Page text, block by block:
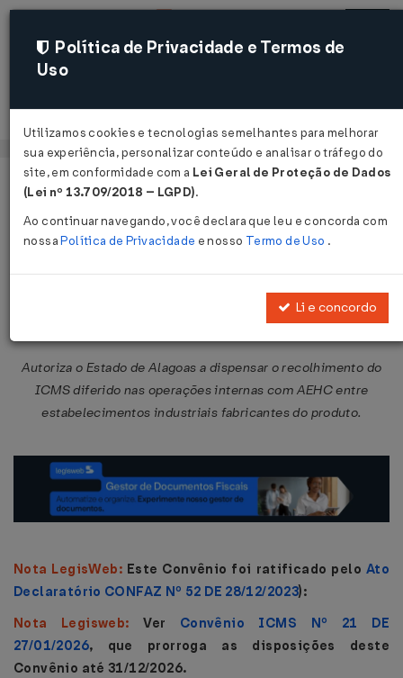
Acessar
Página Inicial Legislações
Convênio ICMS Nº 185 DE
Autoriza o Estado de Alagoas a dispensar o recolhimento do
ICMS diferido nas operações internas com AEHC entre
estabelecimentos industriais fabricantes do produto.
Nota LegisWeb: Este Convênio foi ratificado pelo Ato
Declaratório CONFAZ Nº 52 DE 28/12/2023):
Nota Legisweb:Ver Convênio ICMS Nº 21 DE
27/01/2026, que prorroga as disposições deste
Convênio até 31/12/2026.
Política de Privacidade e Termos de
Uso
Utilizamos cookies e tecnologias semelhantes para melhorar
sua experiência, personalizar conteúdo e analisar o tráfego do
site, em conformidade com a Lei Geral de Proteção de Dados
(Lei nº 13.709/2018 – LGPD).
Ao continuar navegando, você declara que leu e concorda com
nossaPolítica de Privacidade e nosso Termo de Uso .
Li e concordo